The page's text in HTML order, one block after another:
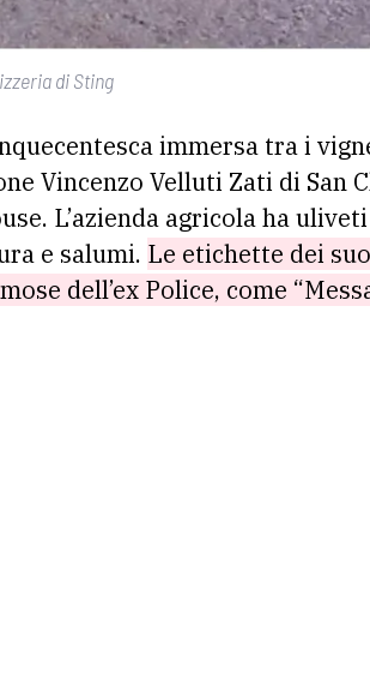
di Sting
immersa tra i
Vincenzo Velluti Zati di San
L’azienda agricola ha
e salumi. Le etichette dei
dell’ex Police, come